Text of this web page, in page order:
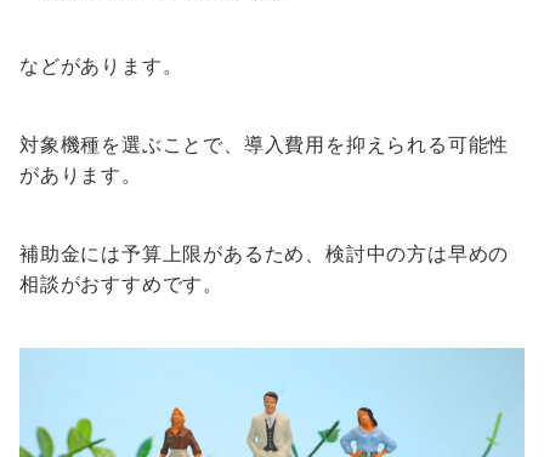
などがあります。
対象機種を選ぶことで、導入費用を抑えられる可能性
があります。
補助金には予算上限があるため、検討中の方は早めの
相談がおすすめです。